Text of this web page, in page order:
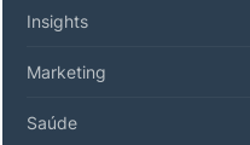
Insights
Marketing
Saúde